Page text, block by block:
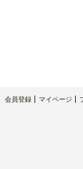
会員登録 マイページ